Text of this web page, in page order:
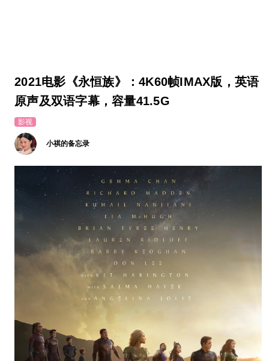
2021电影《永恒族》：4K60帧IMAX版，英语
原声及双语字幕，容量41.5G
影视
小祺的备忘录